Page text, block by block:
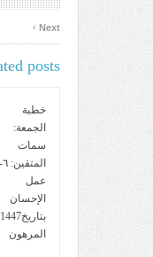
Next
›
posts
خطبة
الجمعة:
سمات
المتقين: ٦-
عمل
الإحسان
المرهون